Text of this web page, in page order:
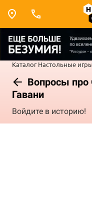
Каталог Настольные игры
Вопросы про
Гавани
Войдите в историю!